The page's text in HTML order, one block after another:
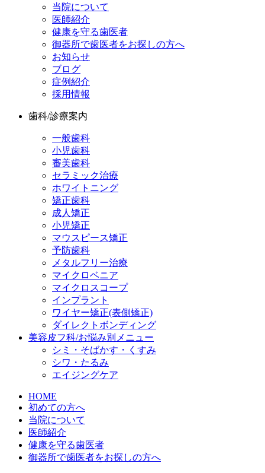
当院について
医師紹介
健康を守る歯医者
御器所で歯医者をお探しの方へ
お知らせ
ブログ
症例紹介
採用情報
歯科/診療案内
一般歯科
小児歯科
審美歯科
セラミック治療
ホワイトニング
矯正歯科
成人矯正
小児矯正
マウスピース矯正
予防歯科
メタルフリー治療
マイクロベニア
マイクロスコープ
インプラント
ワイヤー矯正(表側矯正)
ダイレクトボンディング
美容皮フ科/お悩み別メニュー
シミ・そばかす・くすみ
シワ・たるみ
エイジングケア
HOME
初めての方へ
当院について
医師紹介
健康を守る歯医者
御器所で歯医者をお探しの方へ